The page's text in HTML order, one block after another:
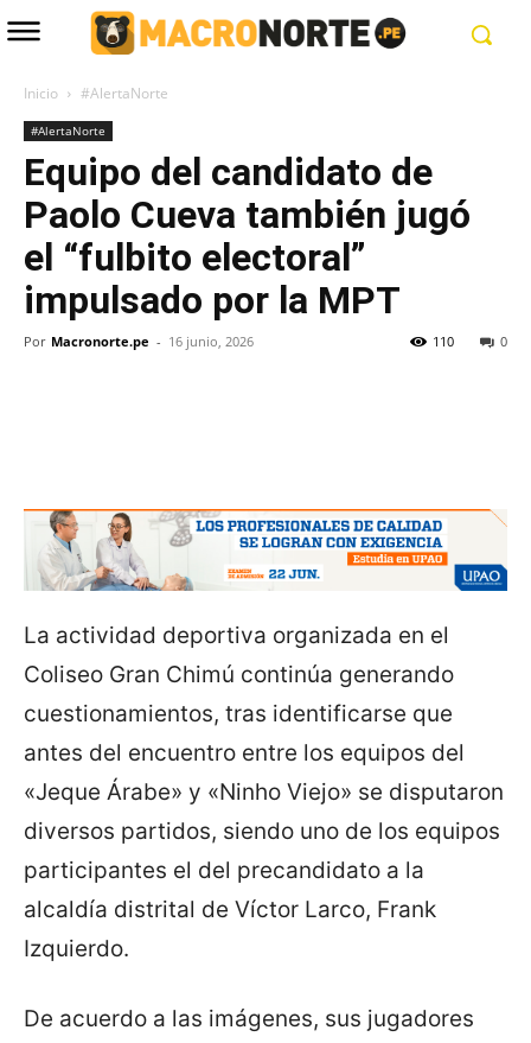
Inicio #AlertaNorte
#AlertaNorte
Equipo del candidato de
Paolo Cueva también jugó
el “fulbito electoral”
impulsado por la MPT
Por Macronorte.pe - 16 junio, 2026 0
110
La actividad deportiva organizada en el
Coliseo Gran Chimú continúa generando
cuestionamientos, tras identificarse que
antes del encuentro entre los equipos del
«Jeque Árabe» y «Ninho Viejo» se disputaron
diversos partidos, siendo uno de los equipos
participantes el del precandidato a la
alcaldía distrital de Víctor Larco, Frank
Izquierdo.
De acuerdo a las imágenes, sus jugadores